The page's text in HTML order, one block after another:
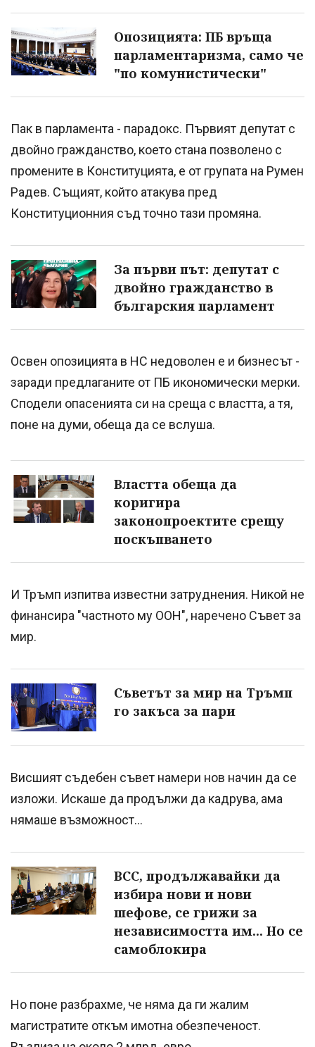
Опозицията: ПБ връща
парламентаризма, само че
"по комунистически"
Пак в парламента - парадокс. Първият депутат с
двойно гражданство, което стана позволено с
промените в Конституцията, е от групата на Румен
Радев. Същият, който атакува пред
Конституционния съд точно тази промяна.
За първи път: депутат с
двойно гражданство в
българския парламент
Освен опозицията в НС недоволен е и бизнесът -
заради предлаганите от ПБ икономически мерки.
Сподели опасенията си на среща с властта, а тя,
поне на думи, обеща да се вслуша.
Властта обеща да
коригира
законопроектите срещу
поскъпването
И Тръмп изпитва известни затруднения. Никой не
финансира "частното му ООН", наречено Съвет за
мир.
Съветът за мир на Тръмп
го закъса за пари
Висшият съдебен съвет намери нов начин да се
изложи. Искаше да продължи да кадрува, ама
нямаше възможност...
ВСС, продължавайки да
избира нови и нови
шефове, се грижи за
независимостта им... Но се
самоблокира
Но поне разбрахме, че няма да ги жалим
магистратите откъм имотна обезпеченост.